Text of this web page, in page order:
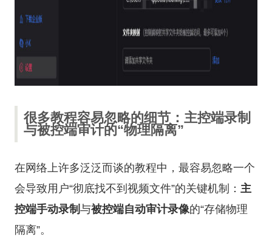
很多教程容易忽略的细节：主控端录制
与被控端审计的“物理隔离”
在网络上许多泛泛而谈的教程中，最容易忽略一个
会导致用户“彻底找不到视频文件”的关键机制： 主
控端手动录制 与被控端自动审计录像的“存储物理
隔离”。